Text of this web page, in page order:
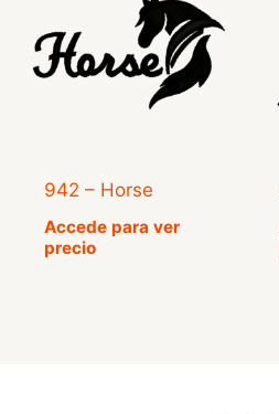
942 – Horse
Accede para ver
precio